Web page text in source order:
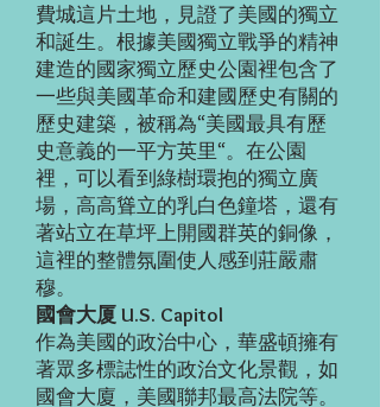
費城這片土地，見證了美國的獨立
和誕生。根據美國獨立戰爭的精神
建造的國家獨立歷史公園裡包含了
一些與美國革命和建國歷史有關的
歷史建築，被稱為“美國最具有歷
史意義的一平方英里“。在公園
裡，可以看到綠樹環抱的獨立廣
場，高高聳立的乳白色鐘塔，還有
著站立在草坪上開國群英的銅像，
這裡的整體氛圍使人感到莊嚴肅
穆。
國會大厦 U.S. Capitol
作為美國的政治中心，華盛頓擁有
著眾多標誌性的政治文化景觀，如
國會大廈，美國聯邦最高法院等。